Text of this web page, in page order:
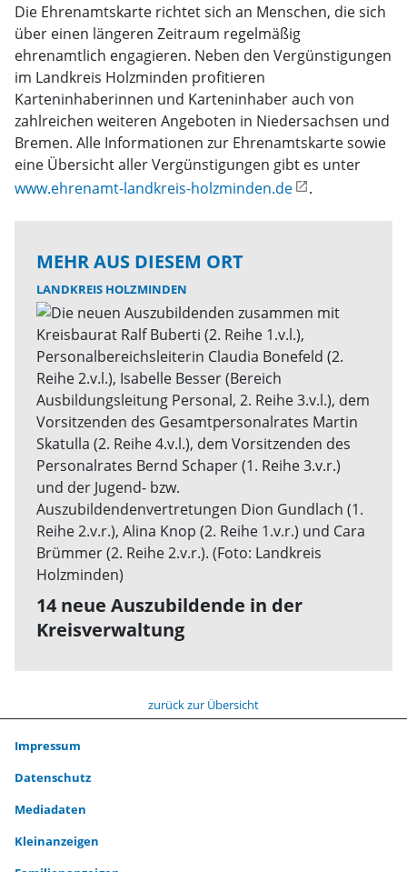
Die Ehrenamtskarte richtet sich an Menschen, die sich
über einen längeren Zeitraum regelmäßig
ehrenamtlich engagieren. Neben den Vergünstigungen
im Landkreis Holzminden profitieren
Karteninhaberinnen und Karteninhaber auch von
zahlreichen weiteren Angeboten in Niedersachsen und
Bremen. Alle Informationen zur Ehrenamtskarte sowie
eine Übersicht aller Vergünstigungen gibt es unter
www.ehrenamt-landkreis-holzminden.de
.
MEHR AUS DIESEM ORT
LANDKREIS HOLZMINDEN
14 neue Auszubildende in der
Kreisverwaltung
zurück zur Übersicht
Impressum
Datenschutz
Mediadaten
Kleinanzeigen